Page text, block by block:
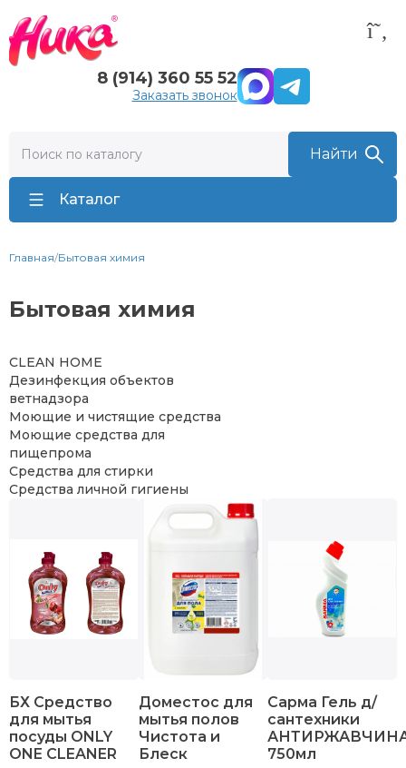
8 (914) 360 55 52
Заказать звонок
Каталог
Главная/Бытовая химия
Бытовая химия
CLEAN HOME
Дезинфекция объектов
ветнадзора
Моющие и чистящие средства
Моющие средства для
пищепрома
Средства для стирки
Средства личной гигиены
БХ Средство
для мытья
посуды ONLY
ONE CLEANER
Доместос для
мытья полов
Чистота и
Блеск
Сарма Гель д/
сантехники
750мл